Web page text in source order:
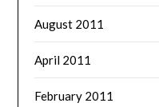
August 2011
April 2011
February 2011